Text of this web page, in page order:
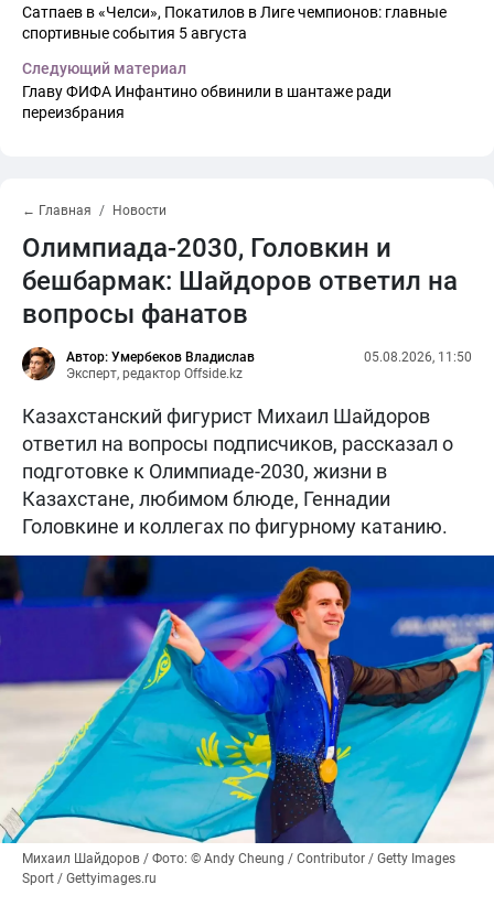
Сатпаев в «Челси», Покатилов в Лиге чемпионов: главные
спортивные события 5 августа
Следующий материал
Главу ФИФА Инфантино обвинили в шантаже ради
переизбрания
← Главная Новости
Олимпиада-2030, Головкин и
бешбармак: Шайдоров ответил на
вопросы фанатов
Автор: Умербеков Владислав
Эксперт, редактор Offside.kz
05.08.2026, 11:50
Казахстанский фигурист Михаил Шайдоров
ответил на вопросы подписчиков, рассказал о
подготовке к Олимпиаде-2030, жизни в
Казахстане, любимом блюде, Геннадии
Головкине и коллегах по фигурному катанию.
Михаил Шайдоров / Фото: © Andy Cheung / Contributor / Getty Images
Sport / Gettyimages.ru